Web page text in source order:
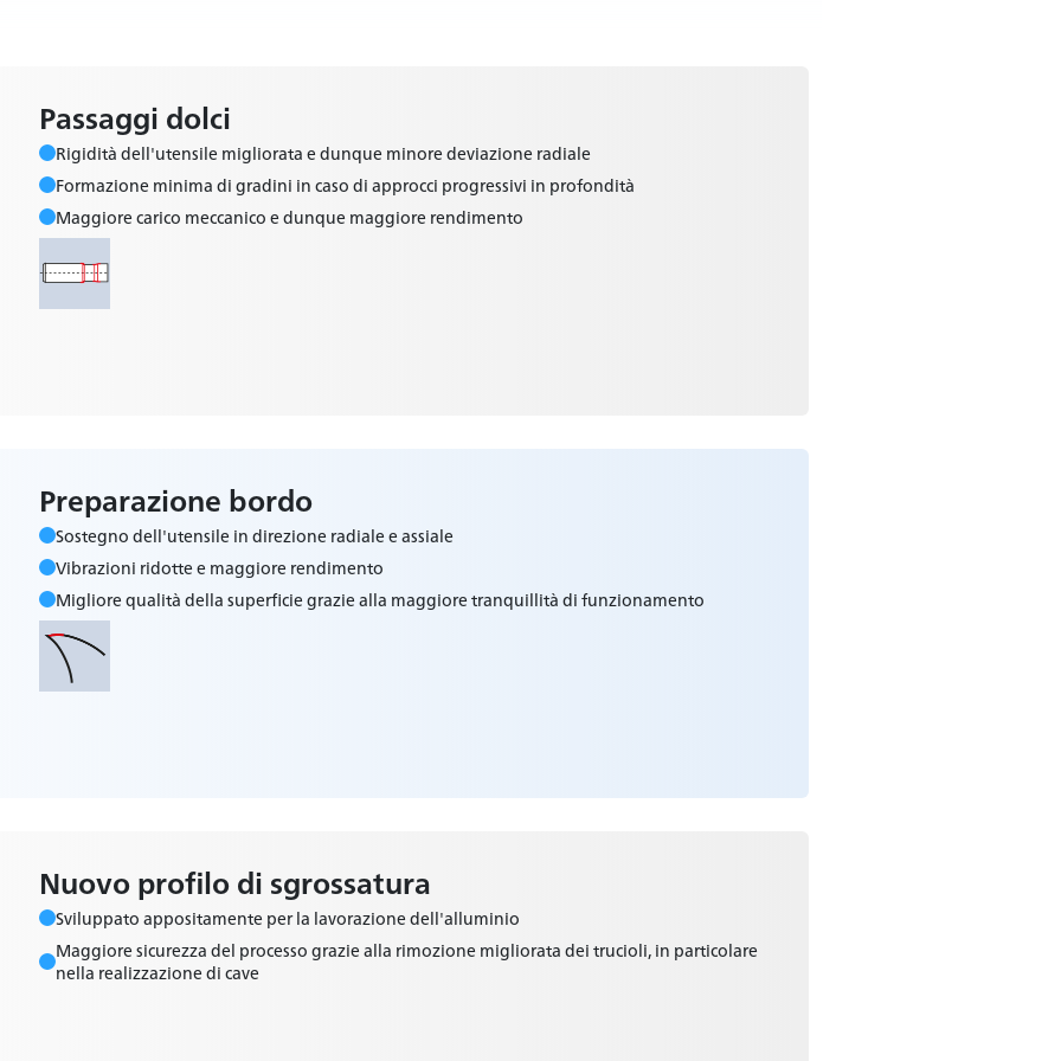
Passaggi dolci
Rigidità dell'utensile migliorata e dunque minore deviazione radiale
Formazione minima di gradini in caso di approcci progressivi in profondità
Maggiore carico meccanico e dunque maggiore rendimento
Preparazione bordo
Sostegno dell'utensile in direzione radiale e assiale
Vibrazioni ridotte e maggiore rendimento
Migliore qualità della superficie grazie alla maggiore tranquillità di funzionamento
Nuovo profilo di sgrossatura
Sviluppato appositamente per la lavorazione dell'alluminio
Maggiore sicurezza del processo grazie alla rimozione migliorata dei trucioli, in particolare
nella realizzazione di cave